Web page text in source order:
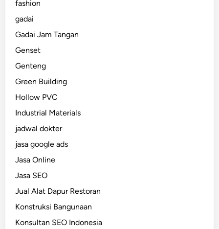
fashion
gadai
Gadai Jam Tangan
Genset
Genteng
Green Building
Hollow PVC
Industrial Materials
jadwal dokter
jasa google ads
Jasa Online
Jasa SEO
Jual Alat Dapur Restoran
Konstruksi Bangunaan
Konsultan SEO Indonesia